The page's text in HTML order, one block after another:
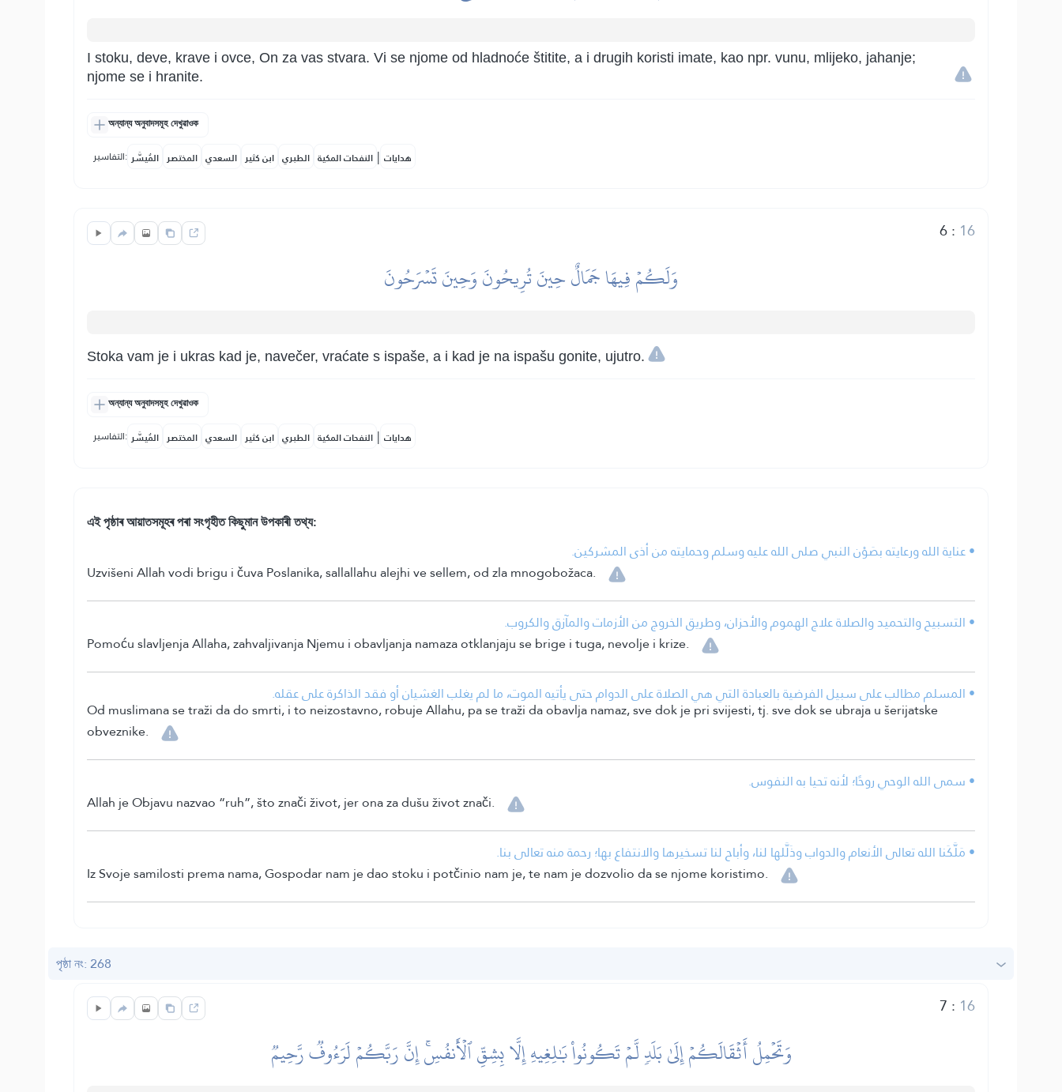
I stoku, deve, krave i ovce, On za vas stvara. Vi se njome od hladnoće štitite, a i drugih koristi imate, kao npr. vunu, mlijeko, jahanje;
njome se i hranite.
অন্যান্য অনুবাদসমূহ দেখুৱাওক
التفاسير: المُيسَّر المختصر السعدي ابن كثير الطبري النفحات المكية | هدايات
6: 16
وَلَكُمۡ فِيهَا جَمَالٌ حِينَ تُرِيحُونَ وَحِينَ تَسۡرَحُونَ
Stoka vam je i ukras kad je, navečer, vraćate s ispaše, a i kad je na ispašu gonite, ujutro.
অন্যান্য অনুবাদসমূহ দেখুৱাওক
التفاسير: المُيسَّر المختصر السعدي ابن كثير الطبري النفحات المكية | هدايات
এই পৃষ্ঠাৰ আয়াতসমূহৰ পৰা সংগৃহীত কিছুমান উপকাৰী তথ্য:
• عناية الله ورعايته بصَوْن النبي صلى الله عليه وسلم وحمايته من أذى المشركين.
Uzvišeni Allah vodi brigu i čuva Poslanika, sallallahu alejhi ve sellem, od zla mnogobožaca.
• التسبيح والتحميد والصلاة علاج الهموم والأحزان، وطريق الخروج من الأزمات والمآزق والكروب.
Pomoću slavljenja Allaha, zahvaljivanja Njemu i obavljanja namaza otklanjaju se brige i tuga, nevolje i krize.
• المسلم مطالب على سبيل الفرضية بالعبادة التي هي الصلاة على الدوام حتى يأتيه الموت، ما لم يغلب الغشيان أو فقد الذاكرة على عقله.
Od muslimana se traži da do smrti, i to neizostavno, robuje Allahu, pa se traži da obavlja namaz, sve dok je pri svijesti, tj. sve dok se ubraja u šerijatske
obveznike.
• سمى الله الوحي روحًا؛ لأنه تحيا به النفوس.
Allah je Objavu nazvao “ruh”, što znači život, jer ona za dušu život znači.
• مَلَّكَنا الله تعالى الأنعام والدواب وذَلَّلها لنا، وأباح لنا تسخيرها والانتفاع بها؛ رحمة منه تعالى بنا.
Iz Svoje samilosti prema nama, Gospodar nam je dao stoku i potčinio nam je, te nam je dozvolio da se njome koristimo.
পৃষ্ঠা নং: 268
7 : 16
وَتَحۡمِلُ أَثۡقَالَكُمۡ إِلَىٰ بَلَدٖ لَّمۡ تَكُونُواْ بَٰلِغِيهِ إِلَّا بِشِقِّ ٱلۡأَنفُسِۚ إِنَّ رَبَّكُمۡ لَرَءُوفٞ رَّحِيمٞ